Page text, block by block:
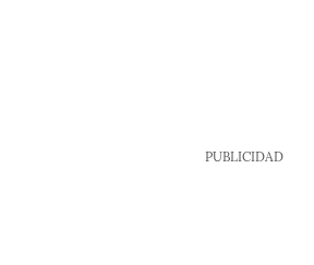
PUBLICIDAD